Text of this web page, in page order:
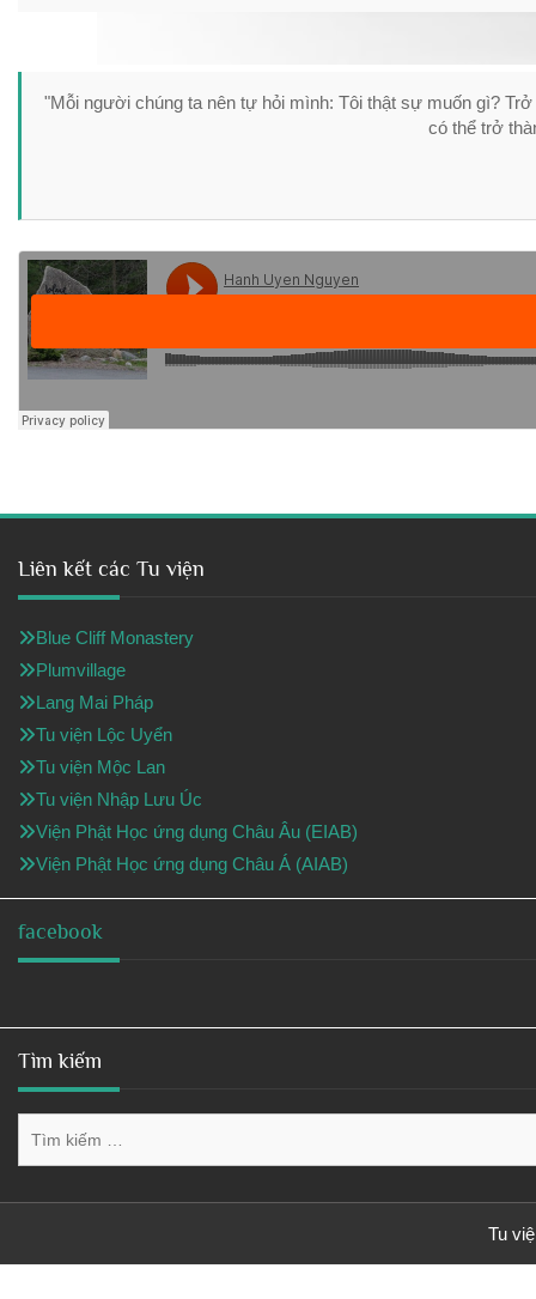
"Mỗi người chúng ta nên tự hỏi mình: Tôi thật sự muốn gì?
có thể trở
Liên kết các Tu viện
Blue Cliff Monastery
Plumvillage
Lang Mai Pháp
Tu viện Lộc Uyển
Tu viện Mộc Lan
Tu viện Nhập Lưu Úc
Viện Phật Học ứng dụng Châu Âu (EIAB)
Viện Phật Học ứng dụng Châu Á (AIAB)
facebook
Tìm kiếm
kiếm
Tu